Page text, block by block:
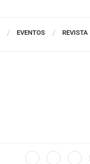
EVENTOS REVISTA